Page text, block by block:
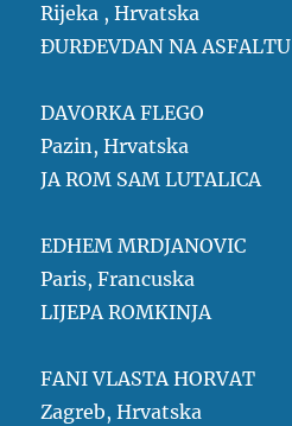
Rijeka , Hrvatska
ĐURĐEVDAN NA ASFALTU
DAVORKA FLEGO
Pazin, Hrvatska
JA ROM SAM LUTALICA
EDHEM MRDJANOVIC
Paris, Francuska
LIJEPA ROMKINJA
FANI VLASTA HORVAT
Zagreb, Hrvatska